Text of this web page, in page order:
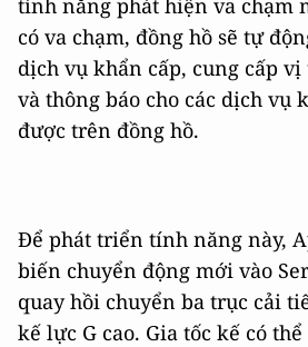
tính năng phát hiện va chạm
có va chạm, đồng hồ sẽ tự
dịch vụ khẩn cấp, cung cấp
và thông báo cho các dịch vụ
được trên đồng hồ.
Để phát triển tính năng này,
biến chuyển động mới vào
quay hồi chuyển ba trục cải
kế lực G cao. Gia tốc kế có